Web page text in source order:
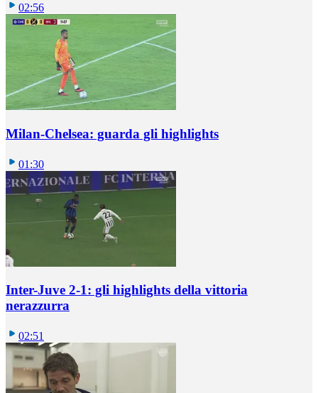
02:56
Milan-Chelsea: guarda gli highlights
01:30
Inter-Juve 2-1: gli highlights della vittoria
nerazzurra
02:51